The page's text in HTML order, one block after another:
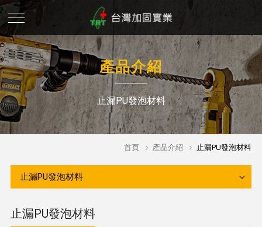
產品介紹
止漏PU發泡材料
首頁 產品介紹 止漏PU發泡材料
止漏PU發泡材料
止漏PU發泡材料